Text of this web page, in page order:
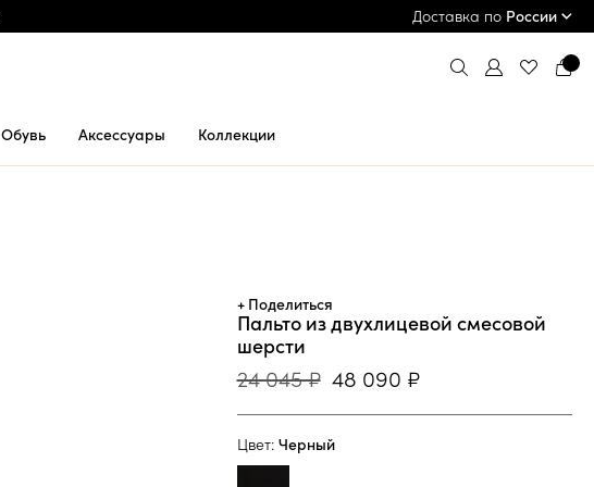
ПРИМЕРКА И ОПЛАТА ПРИ ПОЛУЧЕНИИ*
Доставка по России
Обувь Аксессуары Коллекции
+ Поделиться
Пальто из двухлицевой смесовой
шерсти
24 045 ₽ 48 090 ₽
Цвет: Черный